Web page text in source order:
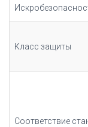
Класс защиты
Соответствие